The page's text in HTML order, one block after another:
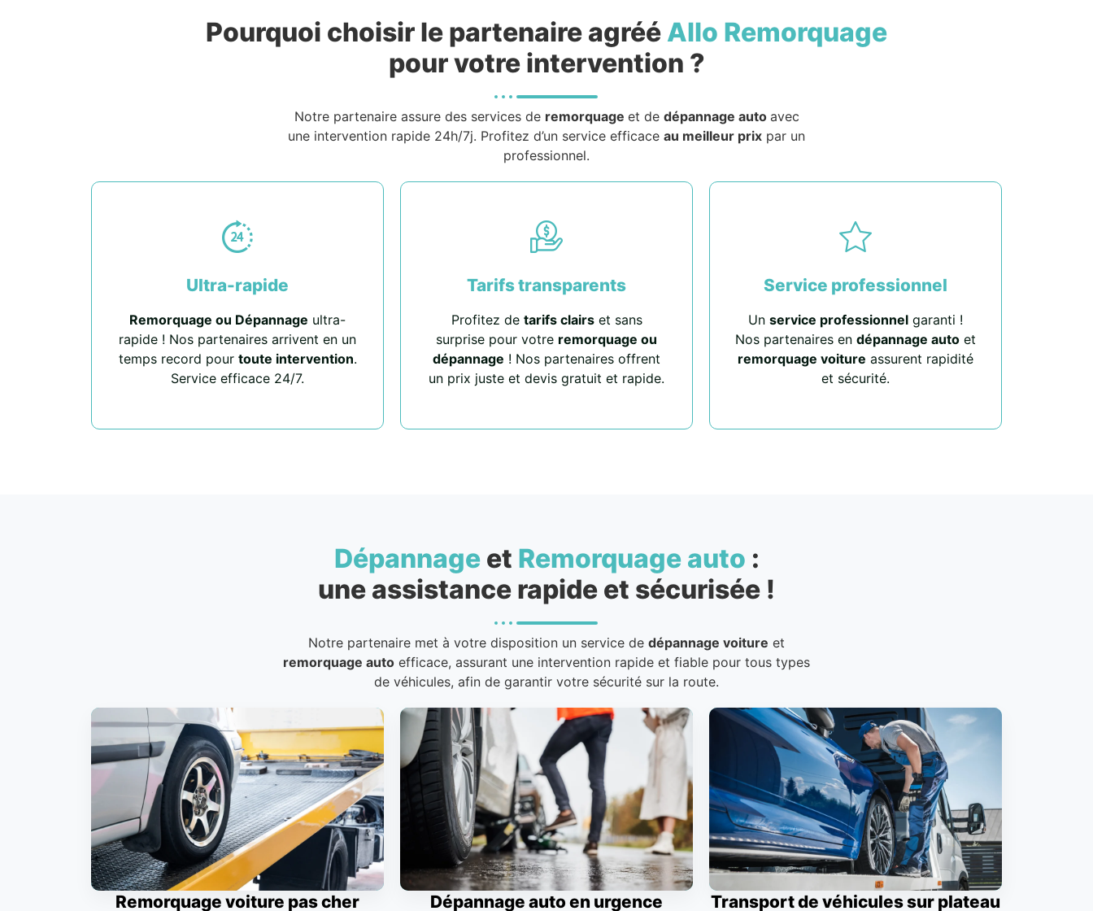
Pourquoi choisir le partenaire agréé Allo Remorquage
pour votre intervention ?
Notre partenaire assure des services de remorquage et de dépannage auto avec
une intervention rapide 24h/7j. Profitez d’un service efficace au meilleur prix par un
professionnel.
Ultra-rapide
Remorquage ou Dépannage ultra-
rapide ! Nos partenaires arrivent en un
temps record pour toute intervention.
Service efficace 24/7.
Tarifs transparents
Profitez de tarifs clairset sans
surprise pour votre remorquage ou
dépannage ! Nos partenaires offrent
un prix juste et devis gratuit et rapide.
Service professionnel
Un service professionnel garanti !
Nos partenaires en dépannage auto et
remorquage voiture assurent rapidité
et sécurité.
Dépannageet Remorquage auto :
une assistance rapide et sécurisée !
Notre partenaire met à votre disposition un service de dépannage voiture et
remorquage auto efficace, assurant une intervention rapide et fiable pour tous types
de véhicules, afin de garantir votre sécurité sur la route.
Remorquage voiture pas cher Dépannage auto en urgence Transport de véhicules sur plateau